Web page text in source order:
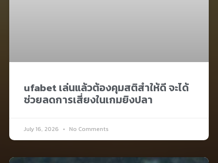
ufabet เล่นแล้วต้องคุมสติสำให้ดี จะได้
ช่วยลดการเสี่ยงในเกมยิงปลา
July 16, 2026 No Comments